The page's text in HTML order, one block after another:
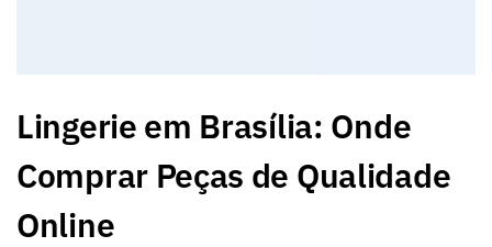
Lingerie em Brasília: Onde
Comprar Peças de Qualidade
Online